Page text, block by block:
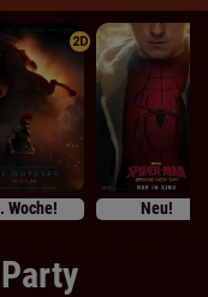
2D
Woche! Neu!